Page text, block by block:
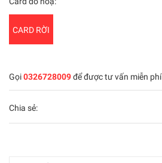
CARD RỜI
Gọi0326728009để được tư vấn miễn phí
Chia sẻ: